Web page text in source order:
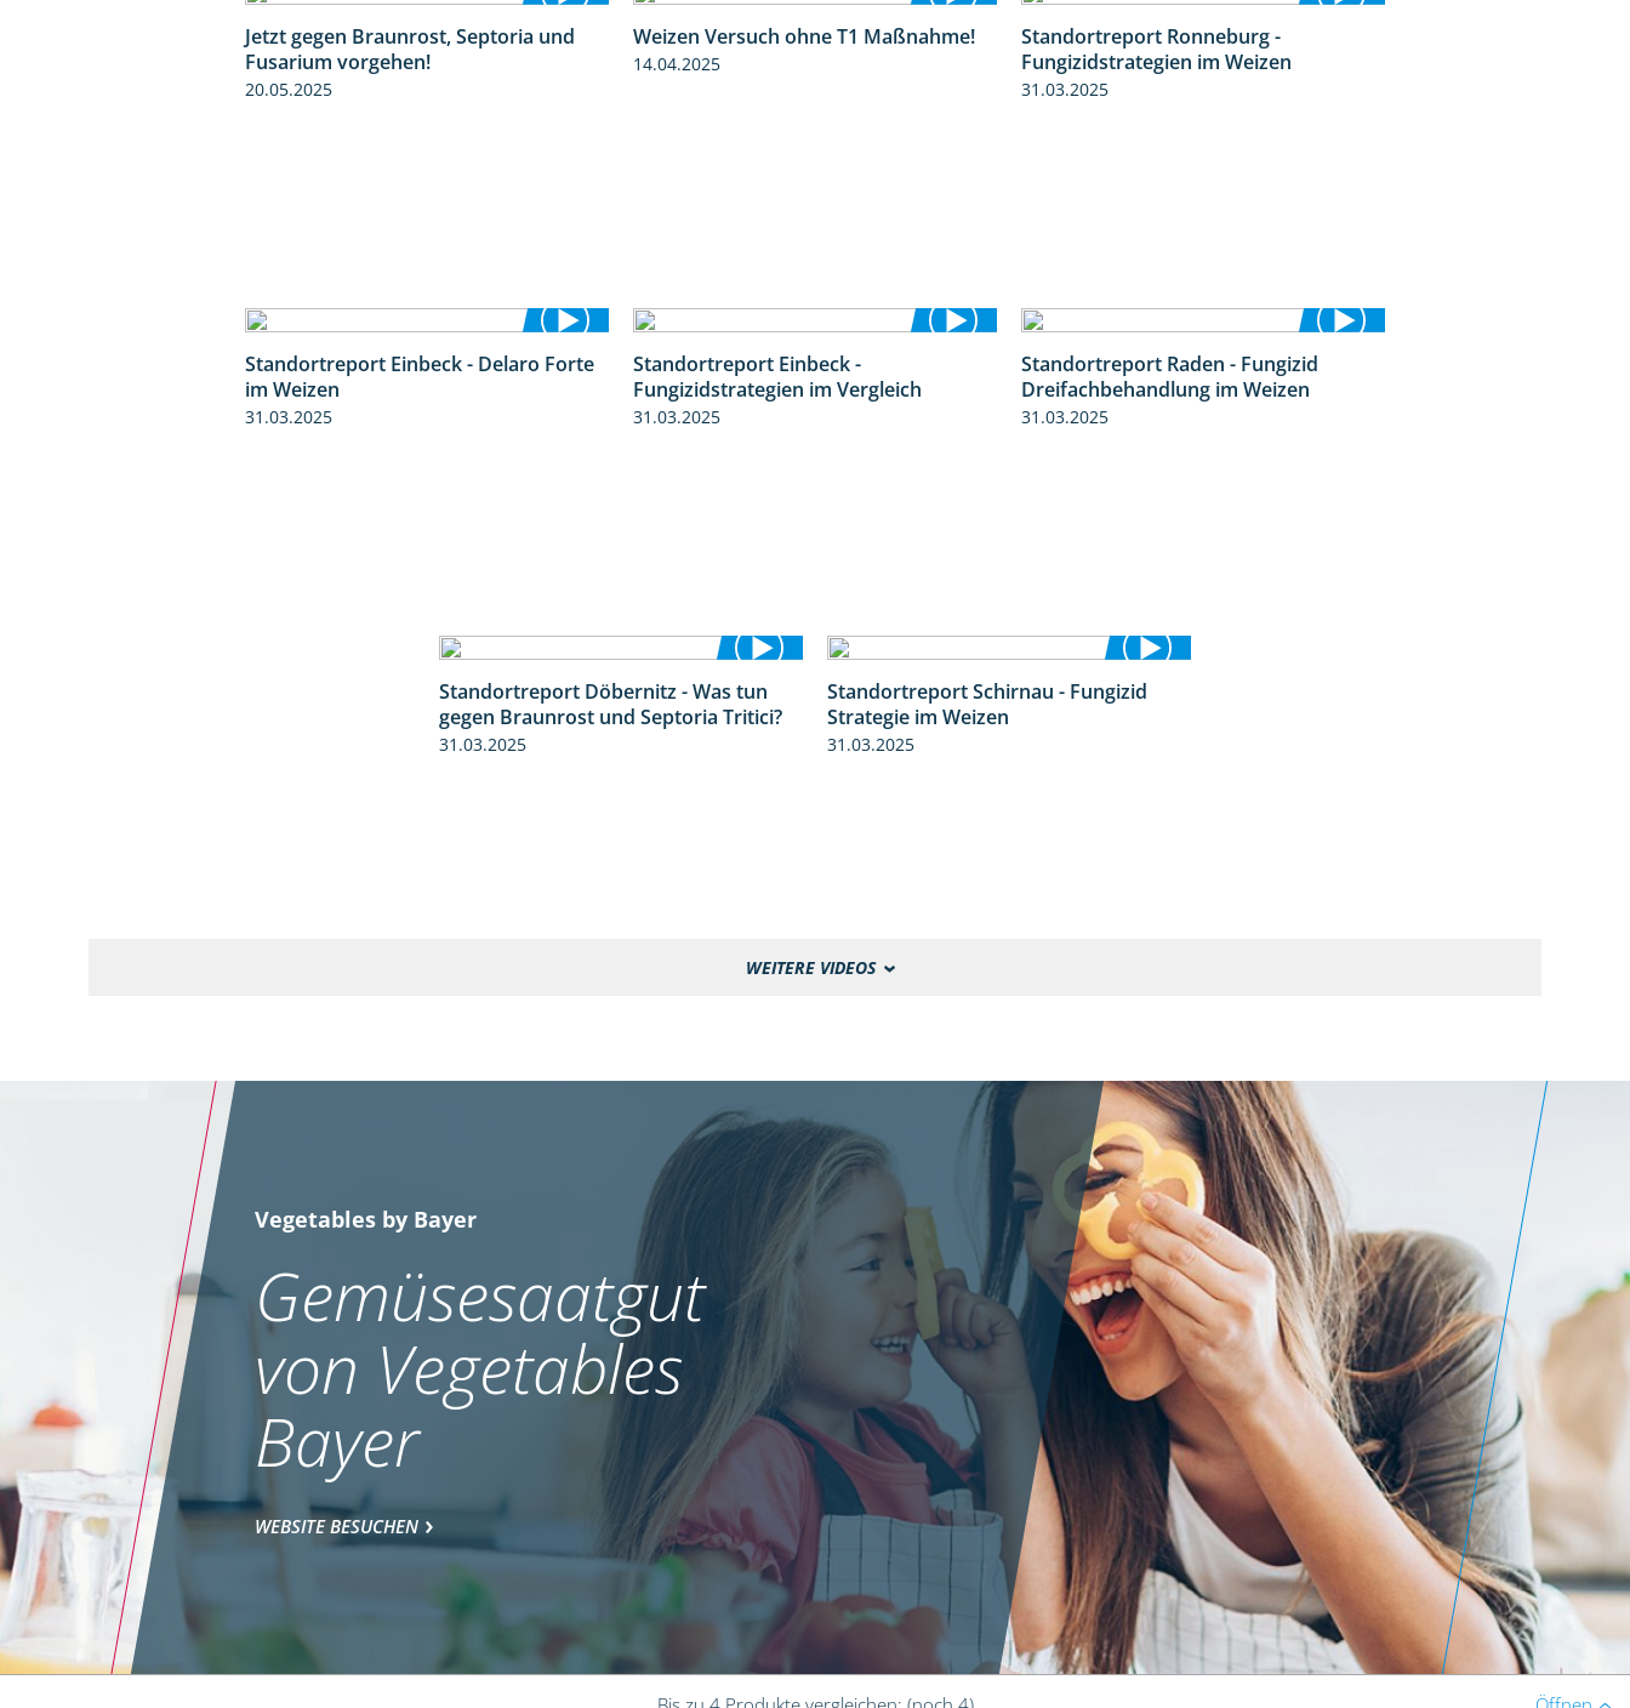
1:27
Jetzt gegen Braunrost, Septoria und
Fusarium vorgehen!
20.05.2025
2:20
Weizen Versuch ohne T1 Maßnahme!
14.04.2025
Standortreport Ronneburg -
Fungizidstrategien im Weizen
31.03.2025
3:38
Standortreport Einbeck - Delaro Forte
im Weizen
31.03.2025
Standortreport Einbeck -
Fungizidstrategien im Vergleich
31.03.2025
Standortreport Raden - Fungizid
Dreifachbehandlung im Weizen
31.03.2025
3:36
Standortreport Döbernitz - Was tun
gegen Braunrost und Septoria Tritici?
31.03.2025
4:12
Standortreport Schirnau - Fungizid
Strategie im Weizen
31.03.2025
WEITERE VIDEOS
Vegetables by Bayer
Gemüsesaatgut
von Vegetables
Bayer
WEBSITE BESUCHEN